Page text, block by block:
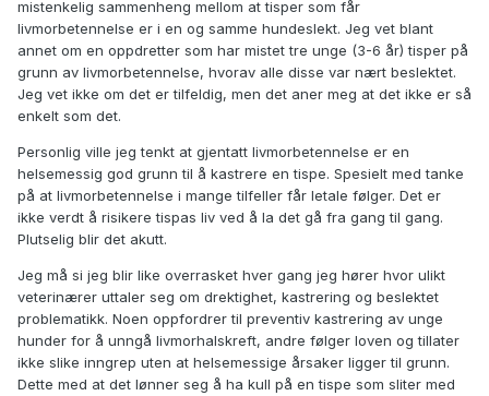
mistenkelig sammenheng mellom at tisper som får
livmorbetennelse er i en og samme hundeslekt. Jeg vet blant
annet om en oppdretter som har mistet tre unge (3-6 år) tisper på
grunn av livmorbetennelse, hvorav alle disse var nært beslektet.
Jeg vet ikke om det er tilfeldig, men det aner meg at det ikke er så
enkelt som det.
Personlig ville jeg tenkt at gjentatt livmorbetennelse er en
helsemessig god grunn til å kastrere en tispe. Spesielt med tanke
på at livmorbetennelse i mange tilfeller får letale følger. Det er
ikke verdt å risikere tispas liv ved å la det gå fra gang til gang.
Plutselig blir det akutt.
Jeg må si jeg blir like overrasket hver gang jeg hører hvor ulikt
veterinærer uttaler seg om drektighet, kastrering og beslektet
problematikk. Noen oppfordrer til preventiv kastrering av unge
hunder for å unngå livmorhalskreft, andre følger loven og tillater
ikke slike inngrep uten at helsemessige årsaker ligger til grunn.
Dette med at det lønner seg å ha kull på en tispe som sliter med